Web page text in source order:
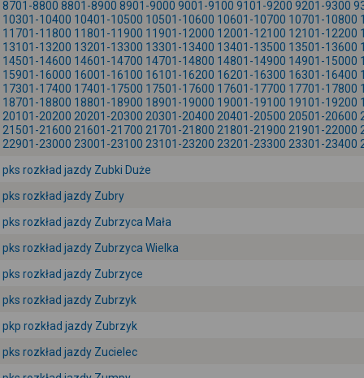
8701-8800 8801-8900 8901-9000 9001-9100 9101-9200 9201-9300
10301-10400 10401-10500 10501-10600 10601-10700 10701-10800
11701-11800 11801-11900 11901-12000 12001-12100 12101-12200
13101-13200 13201-13300 13301-13400 13401-13500 13501-13600
14501-14600 14601-14700 14701-14800 14801-14900 14901-15000
15901-16000 16001-16100 16101-16200 16201-16300 16301-16400
17301-17400 17401-17500 17501-17600 17601-17700 17701-17800
18701-18800 18801-18900 18901-19000 19001-19100 19101-19200
20101-20200 20201-20300 20301-20400 20401-20500 20501-20600
21501-21600 21601-21700 21701-21800 21801-21900 21901-22000
22901-23000 23001-23100 23101-23200 23201-23300 23301-23400
pks rozkład jazdy Zubki Duże
pks rozkład jazdy Zubry
pks rozkład jazdy Zubrzyca Mała
pks rozkład jazdy Zubrzyca Wielka
pks rozkład jazdy Zubrzyce
pks rozkład jazdy Zubrzyk
pkp rozkład jazdy Zubrzyk
pks rozkład jazdy Zucielec